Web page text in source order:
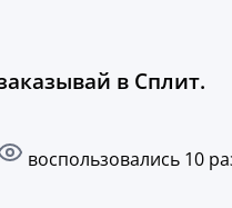
в Сплит.
воспользовались 10